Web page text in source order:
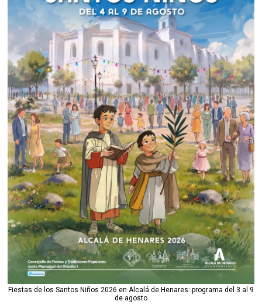
Fiestas de los Santos Niños 2026 en Alcalá de Henares: programa del 3 al 9
de agosto